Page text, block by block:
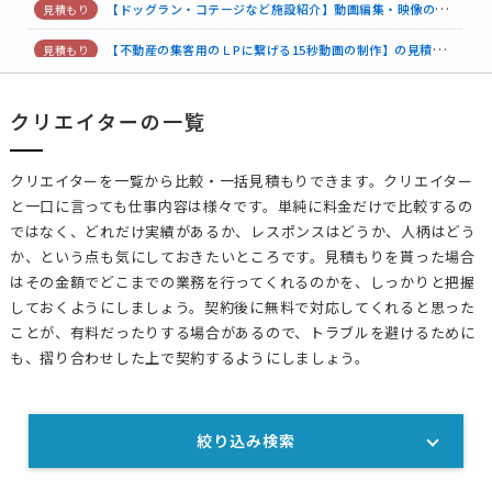
【不動産の集客用のＬPに繋げる15秒動画の制作】の見積もり依頼
【肩ウォーマーの紹介動画】動画制作の見積もり依頼
クリエイターの一覧
クリエイターを一覧から比較・一括見積もりできます。クリエイター
と一口に言っても仕事内容は様々です。単純に料金だけで比較するの
ではなく、どれだけ実績があるか、レスポンスはどうか、人柄はどう
か、という点も気にしておきたいところです。見積もりを貰った場合
はその金額でどこまでの業務を行ってくれるのかを、しっかりと把握
しておくようにしましょう。契約後に無料で対応してくれると思った
ことが、有料だったりする場合があるので、トラブルを避けるために
も、摺り合わせした上で契約するようにしましょう。
絞り込み検索